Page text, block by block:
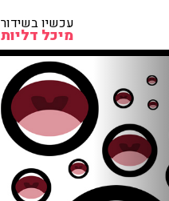
עכשיו בשידור
מיכל דליות